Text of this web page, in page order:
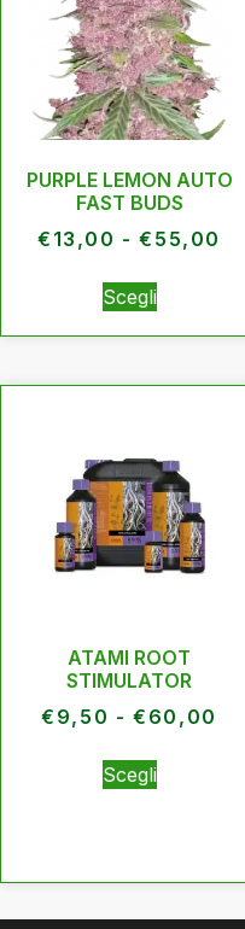
PURPLE LEMON AUTO
FAST BUDS
€ 13,00 - € 55,00
Scegli
ATAMI ROOT
STIMULATOR
€ 9,50 - € 60,00
Scegli